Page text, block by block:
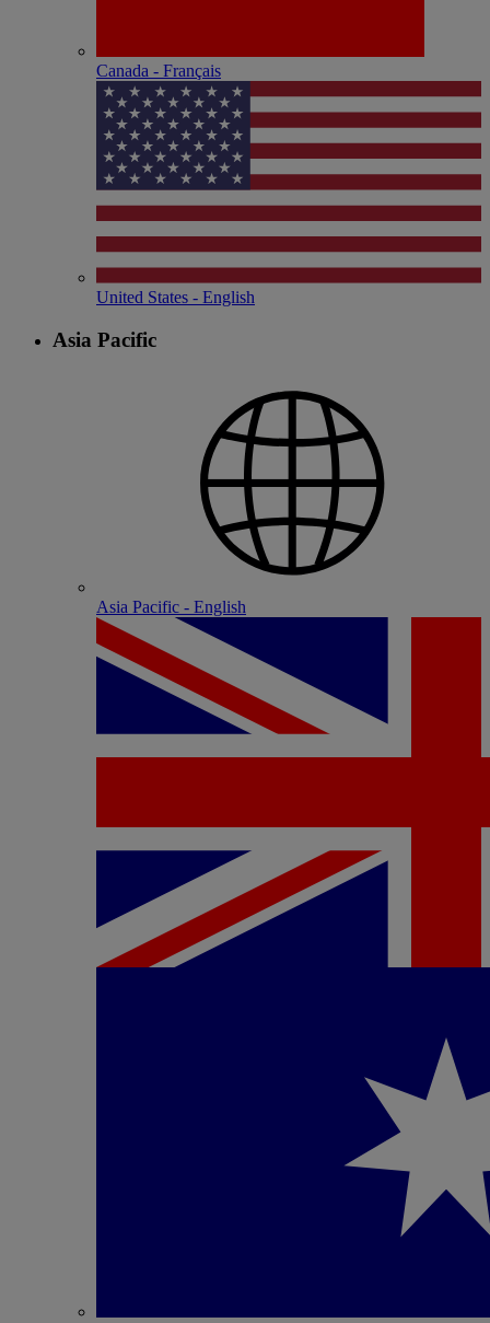
Canada - Français
United States - English
Asia Pacific
Asia Pacific - English